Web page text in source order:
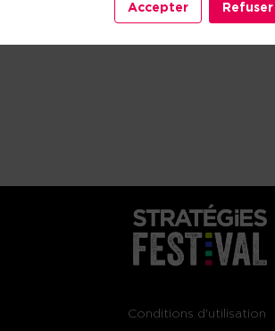
Conditions d'utilisation
Accepter Refuser